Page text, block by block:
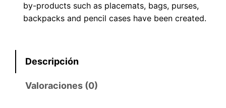
by-products such as placemats, bags, purses,
backpacks and pencil cases have been created.
Descripción
Valoraciones (0)